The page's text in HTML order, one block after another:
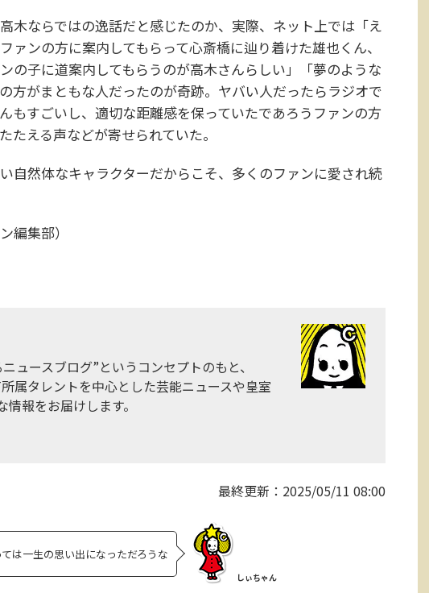
木ならではの逸話だと感じたのか、実際、ネット上では「え
ァンの方に案内してもらって心斎橋に辿り着けた雄也くん、
の子に道案内してもらうのが高木さんらしい」「夢のような
方がまともな人だったのが奇跡。ヤバい人だったらラジオで
もすごいし、適切な距離感を保っていたであろうファンの方
たえる声などが寄せられていた。
自然体なキャラクターだからこそ、多くのファンに愛され続
編集部）
ュースブログ”というコンセプトのもと、
属タレントを中心とした芸能ニュースや皇室
報をお届けします。
最終更新： 2025/05/11 08:00
は一生の思い出になっただろうな
しぃちゃん